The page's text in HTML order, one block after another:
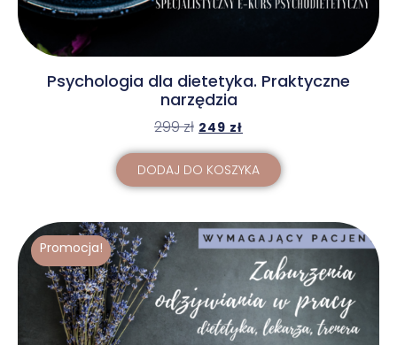
Psychologia dla dietetyka. Praktyczne
narzędzia
299zł 249 zł
DODAJ DO KOSZYKA
Promocja!